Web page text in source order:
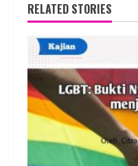
RELATED STORIES